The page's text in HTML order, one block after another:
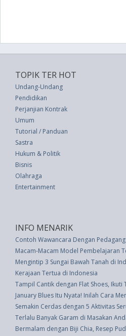
TOPIK TER HOT
Undang-Undang
Pendidikan
Perjanjian Kontrak
Umum
Tutorial / Panduan
Sastra
Hukum & Politik
Bisnis
Olahraga
Entertainment
INFO MENARIK
Contoh Wawancara Dengan Pedagang
Macam-Macam Model Pembelajaran
Mengintip 3 Sungai Bawah Tanah di
Kerajaan Tertua di Indonesia
Tampil Cantik dengan Flat Shoes, Ikuti
January Blues Itu Nyata! Inilah Cara
Semakin Cerdas dengan 5 Aktivitas
Terlalu Banyak Garam di Masakan
Bermalam dengan Biji Chia, Resep